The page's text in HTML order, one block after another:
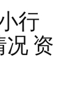
行
资